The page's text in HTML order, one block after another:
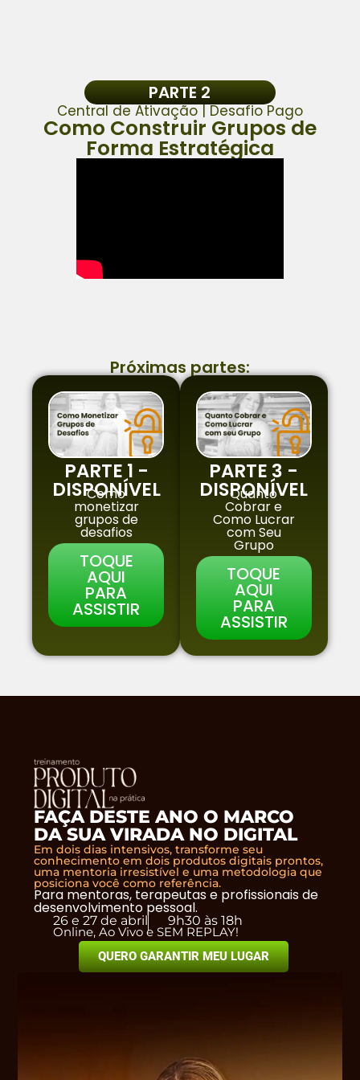
PARTE 2
Central de Ativação | Desafio Pago
Como Construir Grupos de
Forma Estratégica
Próximas partes:
PARTE 1 -
DISPONÍVEL
Como
monetizar
grupos de
desafios
TOQUE
AQUI
PARA
ASSISTIR
PARTE 3 -
DISPONÍVEL
Quanto
Cobrar e
Como Lucrar
com Seu
Grupo​
TOQUE
AQUI
PARA
ASSISTIR
FAÇA DESTE ANO O MARCO
DA SUA VIRADA NO DIGITAL
Em dois dias intensivos, transforme seu
conhecimento em dois produtos digitais prontos,
uma mentoria irresistível e uma metodologia que
posiciona você como referência.
Para mentoras, terapeutas e profissionais de
desenvolvimento pessoal.
26 e 27 de abril 9h30 às 18h
Online, Ao Vivo e SEM REPLAY!
QUERO GARANTIR MEU LUGAR